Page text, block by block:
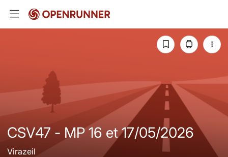
CSV47 - MP 16 et 17/05/2026
Virazeil